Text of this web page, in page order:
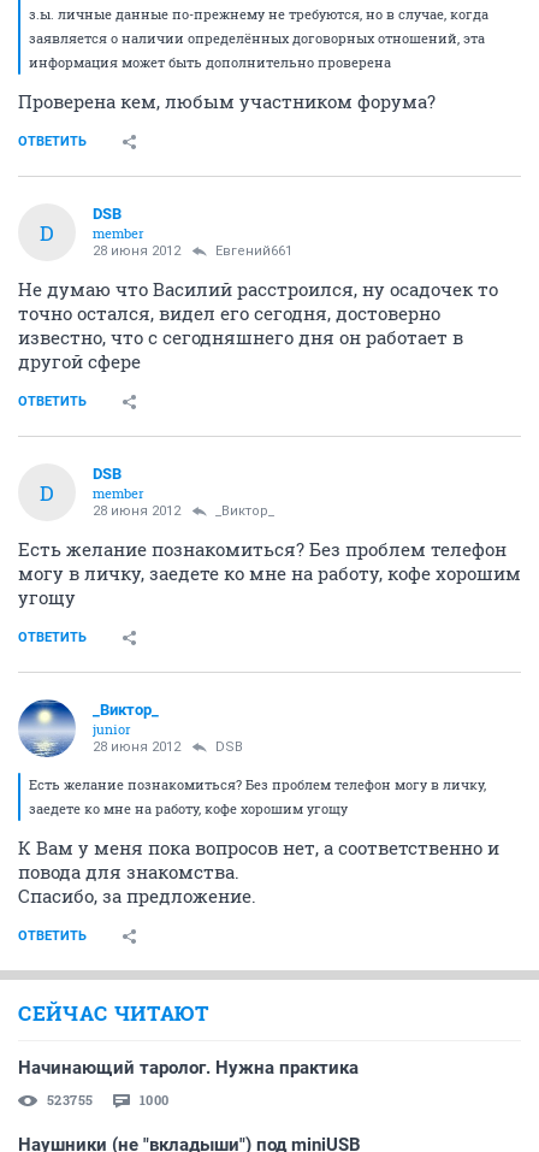
з.ы. личные данные по-прежнему не требуются, но в случае, когда
заявляется о наличии определённых договорных отношений, эта
информация может быть дополнительно проверена
Проверена кем, любым участником форума?
ОТВЕТИТЬ
D
DSB
member
28 июня 2012 Евгений661
Не думаю что Василий расстроился, ну осадочек то
точно остался, видел его сегодня, достоверно
известно, что с сегодняшнего дня он работает в
другой сфере
ОТВЕТИТЬ
D
DSB
member
28 июня 2012 _Виктор_
Есть желание познакомиться? Без проблем телефон
могу в личку, заедете ко мне на работу, кофе хорошим
угощу
ОТВЕТИТЬ
_Виктор_
juniоr
28 июня 2012 DSB
Есть желание познакомиться? Без проблем телефон могу в личку,
заедете ко мне на работу, кофе хорошим угощу
К Вам у меня пока вопросов нет, а соответственно и
повода для знакомства.
Спасибо, за предложение.
ОТВЕТИТЬ
СЕЙЧАС ЧИТАЮТ
Начинающий таролог. Нужна практика
523755 1000
Наушники (не "вкладыши") под miniUSB